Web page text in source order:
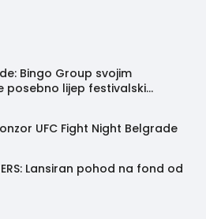
Bingo Group svojim
posebno lijep festivalski
UFC Fight Night Belgrade
Lansiran pohod na fond od